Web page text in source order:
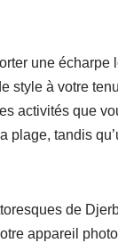
une écharpe
style à votre
activités que
plage, tandis
de
appareil